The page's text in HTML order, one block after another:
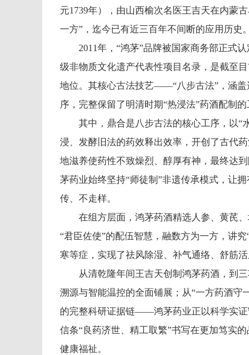
元1739年），由山西榆次名医王吉天在内蒙
一方”，迄今已有近三百年不间断的应用历史。
2011年，“鸿茅”品牌被国家商务部正式
级非物质文化遗产代表性项目名录，是截至
地位。其核心古法技艺——“八步古法”，涵盖
序，完整保留了明清时期“热浸法”药酒配制的
其中，鼎合是八步古法的核心工序，以“
浸、发酵旧法的药效释出效率，开创了古代
地滋养使药性不致燥烈、醇厚有神，最终达
茅药业始终坚持“师徒制”非遗传承模式，让
传、不走样。
在组方层面，鸿茅药酒精选人参、黄芪
“君臣佐使”的配伍智慧，融数方为一方，讲
寒等症，实现了祛风除湿、补气通络、舒筋活
从清乾隆年间王吉天创制鸿茅药酒，到
溯源与智能温控的全面铺展；从“一方药酒守
的完整科研证据链——鸿茅药业正以科学实
信条“良药济世、精工取繁”书写在更加笃实
健康福祉。